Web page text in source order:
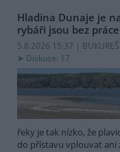
Hladina Dunaje je
rybáři jsou bez práce
5.8.2026 15:37 |
Diskuse: 17
řeky je tak nízko, že
do přístavu vplouvat ani